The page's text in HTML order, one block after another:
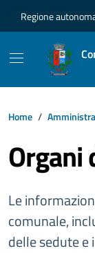
Regione
Home
Organi
Le
comunale,
delle sedute e